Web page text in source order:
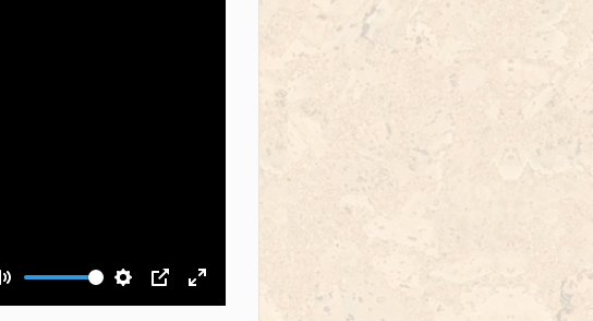
Выключить звукНастройки
PIP На весь экран